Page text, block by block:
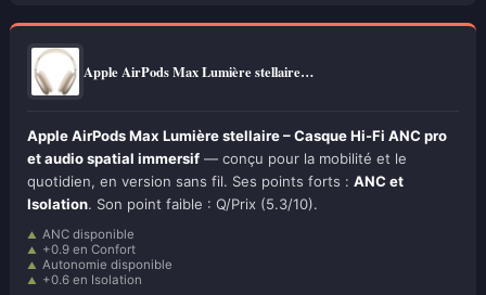
Apple AirPods Max Lumière stellaire…
Apple AirPods Max Lumière stellaire – Casque Hi-Fi ANC pro
et audio spatial immersif — conçu pour la mobilité et le
quotidien, en version sans fil. Ses points forts : ANC et
Isolation. Son point faible : Q/Prix (5.3/10).
ANC disponible
+0.9 en Confort
Autonomie disponible
+0.6 en Isolation